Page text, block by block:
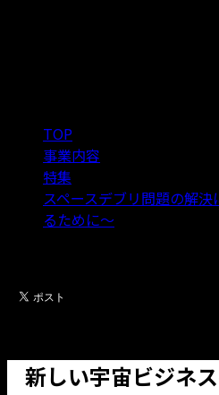
TOP
事業内容
特集
スペースデブリ問題の解
るために～
新しい宇宙ビジネ